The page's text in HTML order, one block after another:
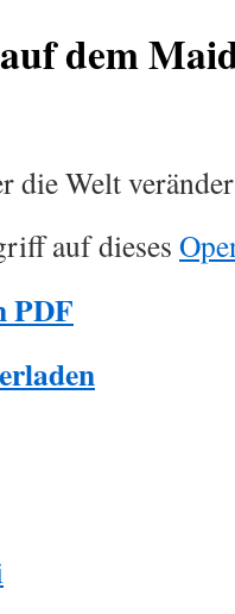
dem
die Welt
auf dieses
PDF